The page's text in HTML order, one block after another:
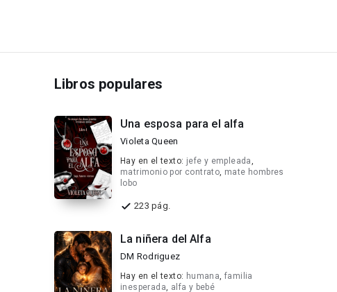
Libros populares
Una esposa para el alfa
Violeta Queen
Hay en el texto: jefe y empleada,
matrimonio por contrato, mate hombres
lobo
223 pág.
La niñera del Alfa
DM Rodriguez
Hay en el texto: humana,familia
inesperada, alfa y bebé